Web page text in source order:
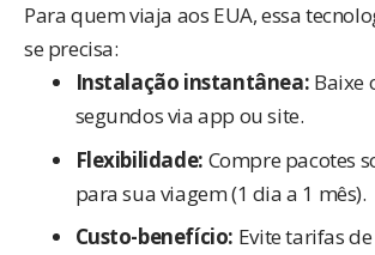
Para quem viaja aos EUA, essa
se precisa:
Instalação instantânea: Baixe
segundos via app ou site.
Flexibilidade: Compre pacotes
para sua viagem (1 dia a 1 mês).
Custo-benefício: Evite tarifas